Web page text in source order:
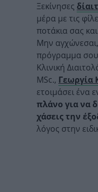
Ξεκίνησες
μέρα με τις
ποτάκια σας
Μην
πρόγραμμα
Κλινική
MSc., Γεωργία
ετοιμάσει ένα
πλάνο για να
χάσεις την
λόγος στην